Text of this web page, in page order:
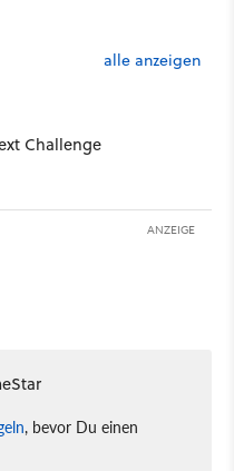
alle anzeigen
Challenge
ANZEIGE
, bevor Du einen